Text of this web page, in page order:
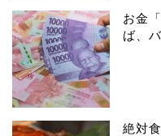
お金
ば、
絶対